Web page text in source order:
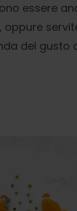
essere
oppure
del gusto